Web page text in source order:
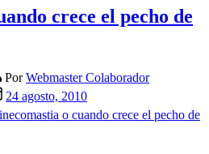
crece el pecho de
PorWebmaster Colaborador
24 agosto, 2010
o cuando crece el pecho de